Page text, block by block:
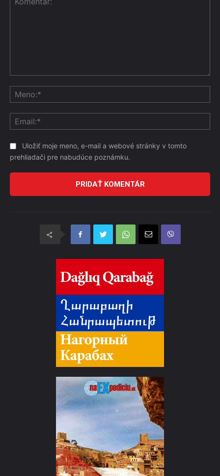
Uložiť moje meno, e-mail a webové stránky v tomto
prehliadači pre nabudúce poznámku.